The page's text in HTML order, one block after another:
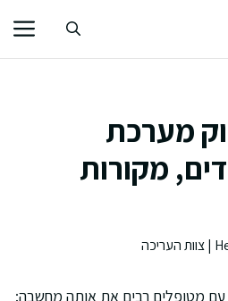
מערכת
מקורות
עם מטופלים רבים את אותה מחשבה: